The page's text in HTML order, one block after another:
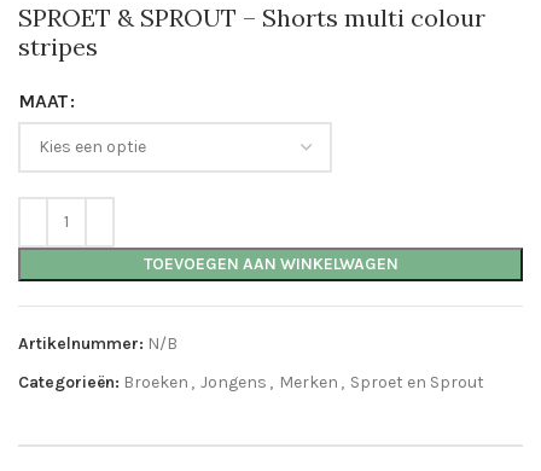
SPROET & SPROUT – Shorts multi colour
stripes
MAAT
TOEVOEGEN AAN WINKELWAGEN
Artikelnummer: N/B
Categorieën: Broeken , Jongens , Merken , Sproet en Sprout